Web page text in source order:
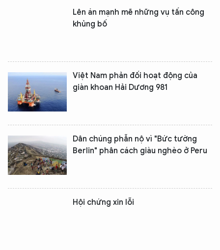
Lên án mạnh mẽ những vụ tấn công
khủng bố
Việt Nam phản đối hoạt động của
giàn khoan Hải Dương 981
Dân chúng phẫn nộ vì "Bức tường
Berlin" phân cách giàu nghèo ở Peru
Hội chứng xin lỗi